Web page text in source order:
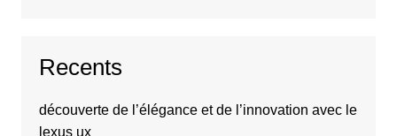
Recents
découverte de l’élégance et de l’innovation avec le
lexus ux